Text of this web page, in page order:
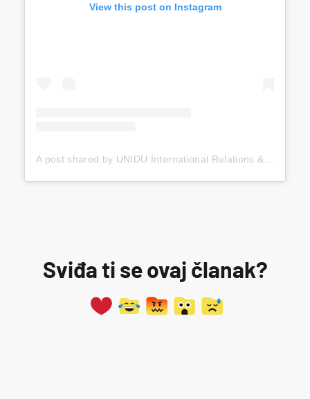
View this post on Instagram
Sviđa ti se ovaj članak?